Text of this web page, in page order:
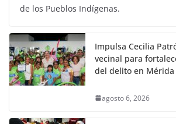
de los Pueblos Indígenas.
Impulsa Cecilia
vecinal para
del delito en Mérida
agosto 6, 2026